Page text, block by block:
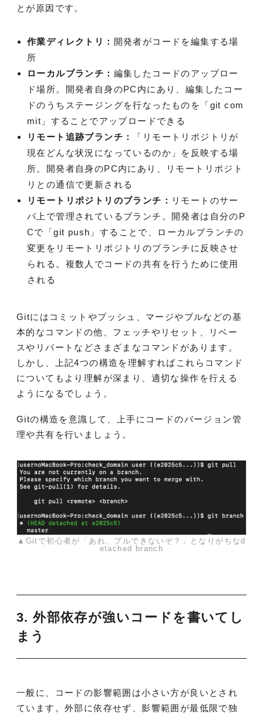
とが原因です。
作業ディレクトリ： 開発者がコードを編集する場
所
ローカルブランチ： 編集したコードのアップロー
ド場所。開発者自身のPC内にあり、編集したコー
ドのうちステージングを行なったものを「git com
mit」することでアップロードできる
リモート追跡ブランチ：
「リモートリポジトリが
現在どんな状況になっているのか」を反映する場
所。開発者自身のPC内にあり、リモートリポジト
リとの通信で更新される
リモートリポジトリのブランチ： リモートのサー
バ上で管理されているブランチ。開発者は自分のP
Cで「git push」することで、ローカルブランチの
変更をリモートリポジトリのブランチに反映させ
られる。複数人でコードの共有を行うために使用
される
Gitにはコミットやプッシュ、マージやプルなどの基
本的なコマンドの他、フェッチやリセット、リベー
スやリバートなどさまざまなコマンドがあります。
しかし、上記4つの構造を理解すればこれらコマンド
についてもより理解が深まり、適切な操作を行える
ようになるでしょう。
Gitの構造を意識して、上手にコードのバージョン管
理や共有を行いましょう。
▲Gitで初心者が「あれ、プルできないぞ？」となりがちなd
etached branch
3. 外部依存が強いコードを書いてし
まう
一般に、コードの影響範囲は小さい方が良いとされ
ています。外部に依存せず、影響範囲が最低限で独